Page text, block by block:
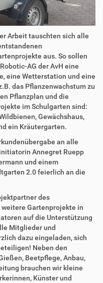
Arbeit tauschten sich alle
aus. So sollen
AG der AvH eine
eine Wetterstation und eine
das Pflanzenwachstum zu
Pflanzplan und die
im Schulgarten sind:
Gewächshaus,
ein Kräutergarten.
an alle
Annegret Ruepp
und einem
2.0 feierlich an die
des
Gartenprojekte in
auf die Unterstützung
Mitglieder und
dazu eingeladen, sich
Neben den
Beetpflege, Anbau,
brauchen wir kleine
Künster und